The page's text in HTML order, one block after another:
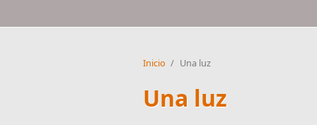
Inicio / Una luz
Una luz